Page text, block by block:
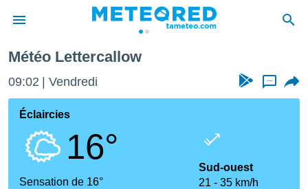
de
Météo Lettercallow
09:02 Vendredi ...
Éclaircies
16°
Sensation de 16°
Sud-ouest
21
35 km/h